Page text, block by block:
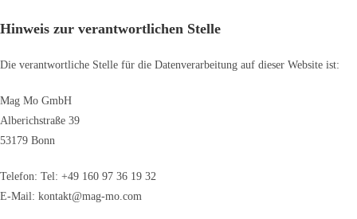
Hinweis zur verantwortlichen Stelle
Die verantwortliche Stelle für die Datenverarbeitung auf dieser Website ist:
Mag Mo GmbH
Alberichstraße 39
53179 Bonn
Telefon: Tel: +49 160 97 36 19 32
E-Mail: kontakt@mag-mo.com